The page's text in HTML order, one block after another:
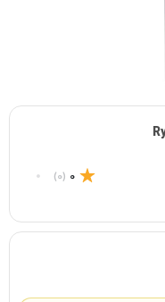
0
(0)